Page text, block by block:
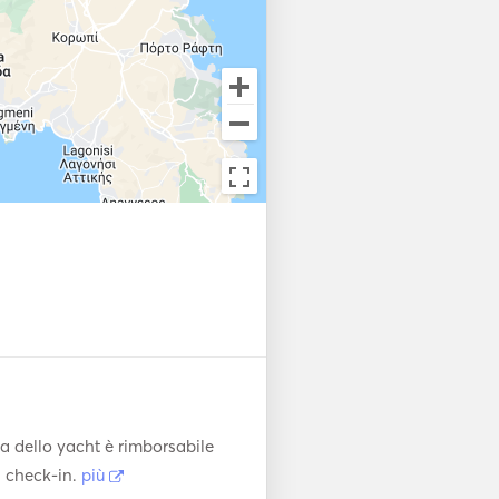
dello yacht è rimborsabile
check-in. più